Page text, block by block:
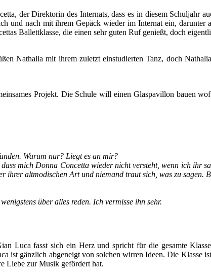
der Direktorin des Internats, dass es in diesem Schuljahr
und nach mit ihrem Gepäck wieder im Internat ein,
Ballettklasse, die einen sehr guten Ruf genießt, doch
Nathalia mit ihrem zuletzt einstudierten Tanz, doch
Projekt. Die Schule will einen Glaspavillon bauen
Warum nur? Liegt es an mir?
mich Donna Concetta wieder nicht versteht, wenn ich ihr
altmodischen Art und niemand traut sich, was zu sagen.
über alles reden. Ich vermisse ihn sehr.
Luca fasst sich ein Herz und spricht für die gesamte
ist gänzlich abgeneigt von solchen wirren Ideen. Die Klasse
Liebe zur Musik gefördert hat.